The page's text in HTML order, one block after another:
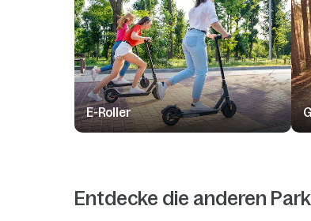
E-Roller
Entdecke die anderen